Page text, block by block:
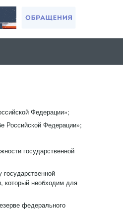
Федерации»;
Российской Федерации»;
государственной
который необходим для
федерального